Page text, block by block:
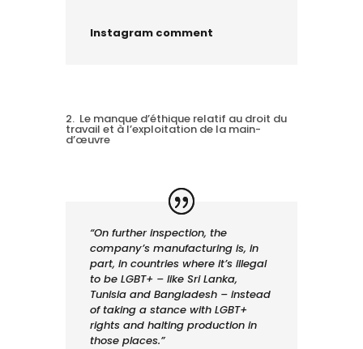
Instagram comment
2. Le manque d’éthique relatif au droit du
travail et à l’exploitation de la main-
d’œuvre
“On further inspection, the
company’s manufacturing is, in
part, in countries where it’s illegal
to be LGBT+ – like Sri Lanka,
Tunisia and Bangladesh – instead
of taking a stance with LGBT+
rights and halting production in
those places.”